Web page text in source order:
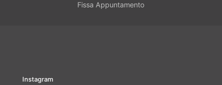
Fissa Appuntamento
Instagram